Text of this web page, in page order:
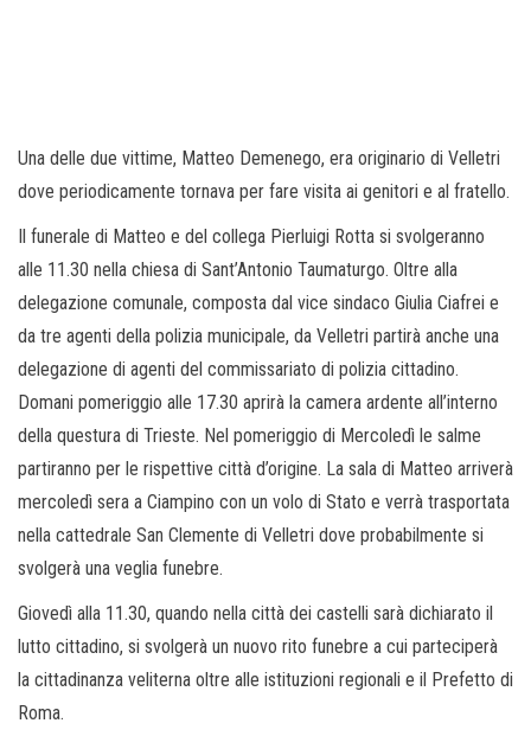
Una delle due vittime, Matteo Demenego, era originario di Velletri
dove periodicamente tornava per fare visita ai genitori e al fratello.
Il funerale di Matteo e del collega Pierluigi Rotta si svolgeranno
alle 11.30 nella chiesa di Sant’Antonio Taumaturgo. Oltre alla
delegazione comunale, composta dal vice sindaco Giulia Ciafrei e
da tre agenti della polizia municipale, da Velletri partirà anche una
delegazione di agenti del commissariato di polizia cittadino.
Domani pomeriggio alle 17.30 aprirà la camera ardente all’interno
della questura di Trieste. Nel pomeriggio di Mercoledì le salme
partiranno per le rispettive città d’origine. La sala di Matteo arriverà
mercoledì sera a Ciampino con un volo di Stato e verrà trasportata
nella cattedrale San Clemente di Velletri dove probabilmente si
svolgerà una veglia funebre.
Giovedì alla 11.30, quando nella città dei castelli sarà dichiarato il
lutto cittadino, si svolgerà un nuovo rito funebre a cui parteciperà
la cittadinanza veliterna oltre alle istituzioni regionali e il Prefetto di
Roma.